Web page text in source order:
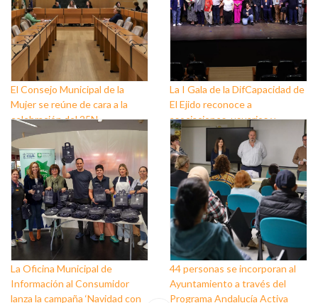
El Consejo Municipal de la
Mujer se reúne de cara a la
celebración del 25N
La I Gala de la DifCapacidad de
El Ejido reconoce a
asociaciones, usuarios y
personas que trabajan a favor
de este colectivo
La Oficina Municipal de
Información al Consumidor
lanza la campaña ‘Navidad con
44 personas se incorporan al
Ayuntamiento a través del
Programa Andalucía Activa